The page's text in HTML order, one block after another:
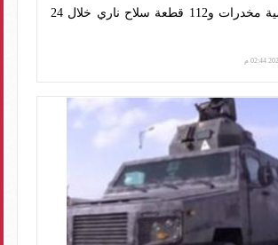
ضبط 231 قضية مخدرات و112 قطعة سلاح ناري خلال 24